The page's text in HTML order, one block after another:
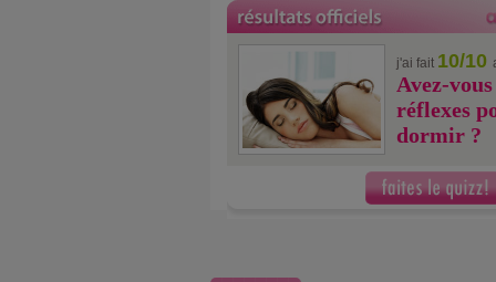
j'ai fait 10/10
Avez-
réflexes
dormir ?